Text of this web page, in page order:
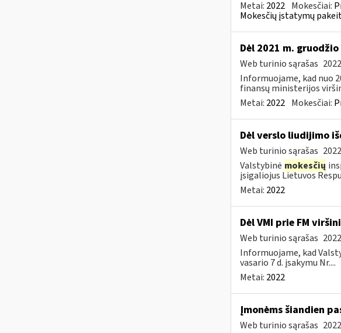
Metai: 2022 Mokesčiai:
Mokesčių įstatymų
Dėl 2021 m.
Web turinio sąrašas
Informuojame, kad nuo
finansų ministerijos
Metai: 2022 Mokesčiai:
Dėl verslo liudijimo
Web turinio sąrašas
Valstybinė mokesčių
įsigaliojus Lietuvos
Metai: 2022
Dėl VMI prie FM
Web turinio sąrašas
Informuojame, kad
vasario 7 d. įsakymu Nr....
Metai: 2022
Įmonėms šiandien
Web turinio sąrašas